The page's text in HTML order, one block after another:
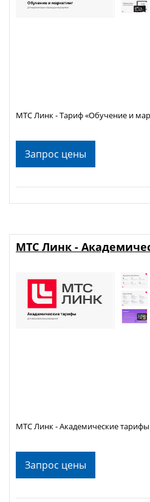
Запрос цены
МТС Линк - Тариф «Обучение и
Запрос цены
МТС Линк -
МТС Линк - Академические тарифы